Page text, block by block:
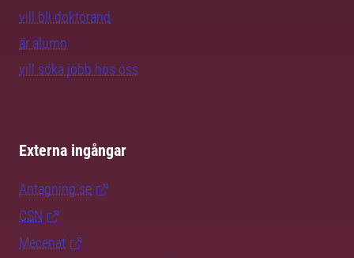
vill bli doktorand
är alumn
vill söka jobb hos oss
Externa ingångar
Antagning.se
CSN
Mecenat